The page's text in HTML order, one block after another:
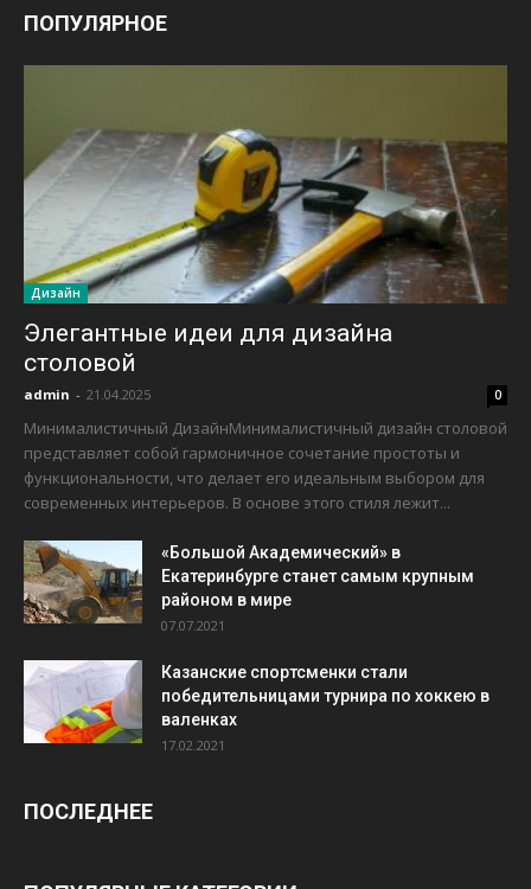
ПОПУЛЯРНОЕ
Дизайн
Элегантные идеи для дизайна
столовой
admin - 21.04.2025 0
Минималистичный ДизайнМинималистичный дизайн столовой
представляет собой гармоничное сочетание простоты и
функциональности, что делает его идеальным выбором для
современных интерьеров. В основе этого стиля лежит...
«Большой Академический» в
Екатеринбурге станет самым крупным
районом в мире
07.07.2021
Казанские спортсменки стали
победительницами турнира по хоккею в
валенках
17.02.2021
ПОСЛЕДНЕЕ